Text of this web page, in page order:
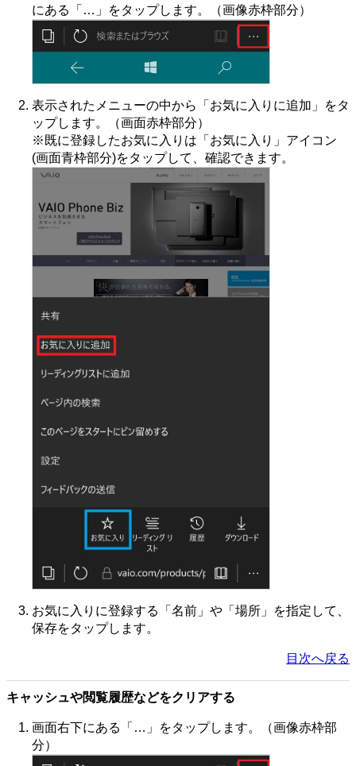
にある「…」をタップします。（画像赤枠部分）
表示されたメニューの中から「お気に入りに追加」をタ
ップします。（画面赤枠部分）
※既に登録したお気に入りは「お気に入り」アイコン
(画面青枠部分)をタップして、確認できます。
お気に入りに登録する「名前」や「場所」を指定して、
保存をタップします。
目次へ戻る
キャッシュや閲覧履歴などをクリアする
画面右下にある「…」をタップします。（画像赤枠部
分）